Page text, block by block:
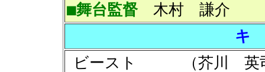
■舞台監督木村 謙介
キ
ビースト （芥